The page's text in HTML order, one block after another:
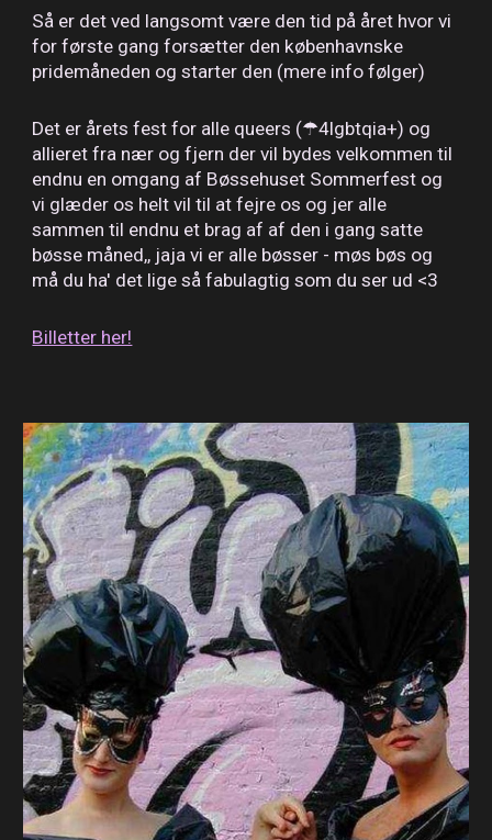
Så er det ved langsomt være den tid på året hvor vi
for første gang forsætter den københavnske
pridemåneden og starter den (mere info følger)
Det er årets fest for alle queers (☂4lgbtqia+) og
allieret fra nær og fjern der vil bydes velkommen til
endnu en omgang af Bøssehuset Sommerfest og
vi glæder os helt vil til at fejre os og jer alle
sammen til endnu et brag af af den i gang satte
bøsse måned,, jaja vi er alle bøsser - møs bøs og
må du ha' det lige så fabulagtig som du ser ud <3
Billetter her!